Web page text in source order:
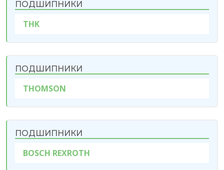
ПОДШИПНИКИ
THK
ПОДШИПНИКИ
THOMSON
ПОДШИПНИКИ
BOSCH REXROTH